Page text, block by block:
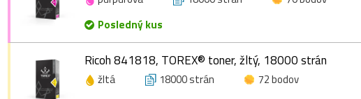
Posledný kus
Ricoh 841818, TOREX® toner, žltý, 18000 strán
žltá 18000 strán
72 bodov